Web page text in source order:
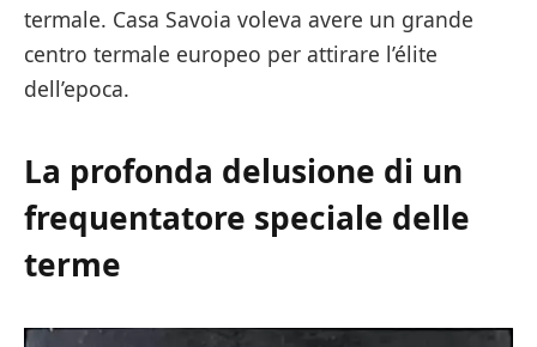
termale. Casa Savoia voleva avere un grande
centro termale europeo per attirare l’élite
dell’epoca.
La profonda delusione di un
frequentatore speciale delle
terme